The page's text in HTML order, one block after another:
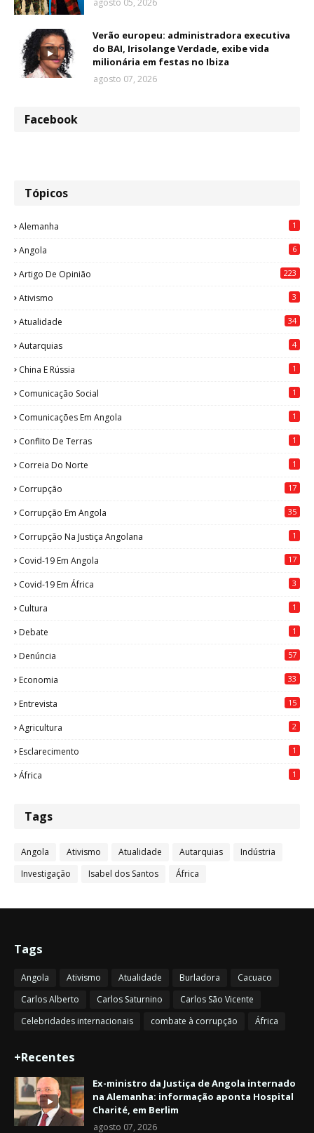
agosto 05, 2026
Verão europeu: administradora executiva
do BAI, Irisolange Verdade, exibe vida
milionária em festas no Ibiza
agosto 07, 2026
Facebook
Tópicos
Alemanha 1
Angola 6
Artigo De Opinião 223
Ativismo 3
Atualidade 34
Autarquias 4
China E Rússia 1
Comunicação Social 1
Comunicações Em Angola 1
Conflito De Terras 1
Correia Do Norte 1
Corrupção 17
Corrupção Em Angola 35
Corrupção Na Justiça Angolana 1
Covid-19 Em Angola 17
Covid-19 Em África 3
Cultura 1
Debate 1
Denúncia 57
Economia 33
Entrevista 15
Agricultura 2
Esclarecimento 1
África 1
Tags
Angola Ativismo Atualidade Autarquias
Indústria
Investigação
Isabel dos Santos África
Tags
Angola Ativismo Atualidade Burladora
Cacuaco
Carlos Alberto
Carlos Saturnino
Carlos São Vicente
Celebridades internacionais
combate à corrupção África
+Recentes
Ex-ministro da Justiça de Angola internado
na Alemanha: informação aponta Hospital
Charité, em Berlim
agosto 07, 2026